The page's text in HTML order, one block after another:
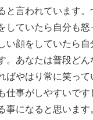
と言われています。
していたら自分も怒
い顔をしていたら自
。あなたは普段どん
ばやはり常に笑って
仕事がしやすいです
事になると思いま